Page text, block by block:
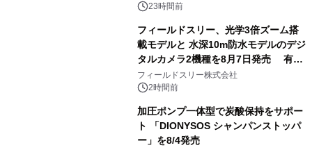
ル 23時間前
フィールドスリー、光学3倍ズーム搭
載モデルと 水深10m防水モデルのデジ
タルカメラ2機種を8月7日発売 有効
約1300万画素、用途別に選べるコンデ
ジ新登場
フィールドスリー株式会社
2時間前
加圧ポンプ一体型で炭酸保持をサポー
ト 「DIONYSOS シャンパンストッパ
ー」を8/4発売